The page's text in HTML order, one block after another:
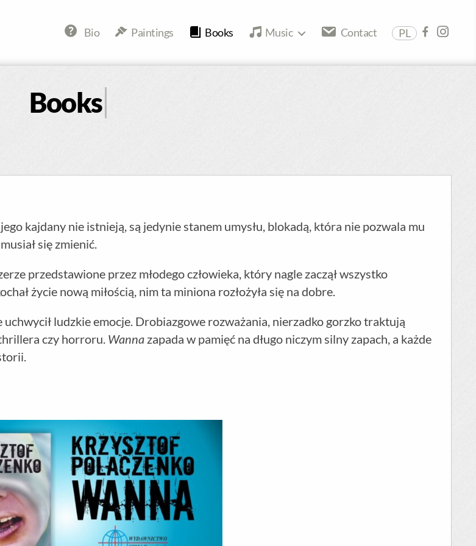
Bio Paintings Books Music Contact PL
Books
kajdany nie istnieją, są jedynie stanem umysłu, blokadą, która nie pozwala mu
się zmienić.
przedstawione przez młodego człowieka, który nagle zaczął wszystko
życie nową miłością, nim ta miniona rozłożyła się na dobre.
ludzkie emocje. Drobiazgowe rozważania, nierzadko gorzko traktują
czy horroru. Wanna zapada w pamięć na długo niczym silny zapach, a każde